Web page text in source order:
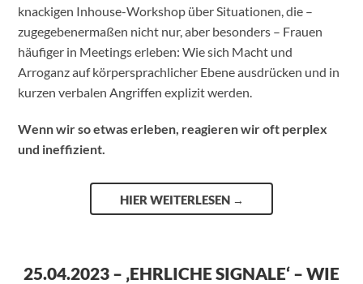
knackigen Inhouse-Workshop über Situationen, die –
zugegebenermaßen nicht nur, aber besonders – Frauen
häufiger in Meetings erleben: Wie sich Macht und
Arroganz auf körpersprachlicher Ebene ausdrücken und in
kurzen verbalen Angriffen explizit werden.
Wenn wir so etwas erleben, reagieren wir oft perplex
und ineffizient.
HIER WEITERLESEN →
25.04.2023 – ‚EHRLICHE SIGNALE‘ – WIE